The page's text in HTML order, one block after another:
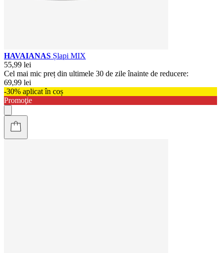
HAVAIANAS Șlapi MIX
55,99 lei
Cel mai mic preț din ultimele 30 de zile înainte de reducere:
69,99 lei
-30% aplicat în coș
Promoţie